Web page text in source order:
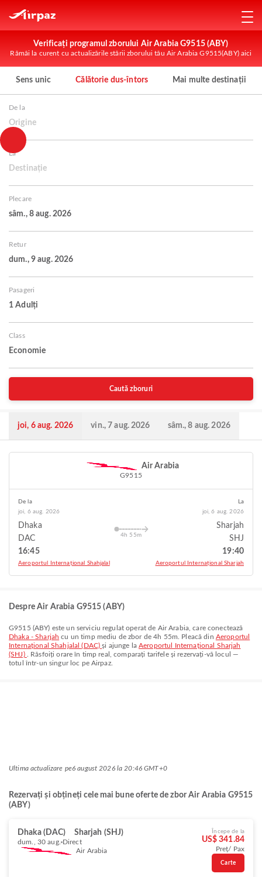
Verificați programul zborului Air Arabia G9515 (ABY)
Rămâi la curent cu actualizările stării zborului tău Air Arabia G9515(ABY) aici
Sens unic Călătorie dus-întors Mai multe destinații
De la
Origine
La
Destinație
Plecare
sâm., 8 aug. 2026
Retur
dum., 9 aug. 2026
Pasageri
1 Adulți
Class
Economie
Caută zboruri
joi, 6 aug. 2026 vin., 7 aug. 2026 sâm., 8 aug. 2026
Air Arabia
G9515
De la
joi, 6 aug. 2026
Dhaka
DAC
16:45
Aeroportul Internațional Shahjalal
4h 55m
La
joi, 6 aug. 2026
Sharjah
SHJ
19:40
Aeroportul Internațional Sharjah
Despre Air Arabia G9515 (ABY)
G9515 (ABY) este un serviciu regulat operat de Air Arabia , care conectează
Dhaka - Sharjah cu un timp mediu de zbor de4h 55m . Pleacă din Aeroportul
Internațional Shahjalal (DAC)și ajunge laAeroportul Internațional Sharjah
(SHJ)
. Răsfoiți orare în timp real, comparați tarifele și rezervați-vă locul —
totul într-un singur loc pe Airpaz.
Ultima actualizare pe6 august 2026 la 20:46 GMT+0
Rezervați și obțineți cele mai bune oferte de zbor Air Arabia G9515
(ABY)
Dhaka (DAC) Sharjah (SHJ)
dum., 30 aug. Direct
Air Arabia
Începe de la
US$ 341.84
Preț/ Pax
Carte